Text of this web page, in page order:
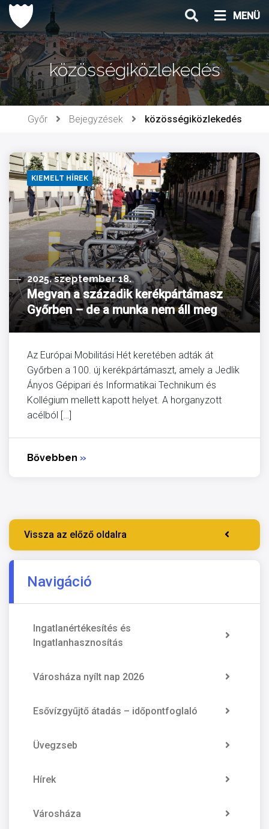
Ugrás
tartalomhoz
MENÜ
közösségiközlekedés
Győr Bejegyzések közösségiközlekedés
KIEMELT HÍREK
2025. szeptember 18.
Megvan a századik kerékpártámasz
Győrben – de a munka nem áll meg
Az Európai Mobilitási Hét keretében adták át
Győrben a 100. új kerékpártámaszt, amely a Jedlik
Ányos Gépipari és Informatikai Technikum és
Kollégium mellett kapott helyet. A horganyzott
acélból […]
Bővebben »
Vissza az előző oldalra
Navigáció
Ingatlanértékesítés és
Ingatlanhasznosítás
Városháza nyílt nap 2026
Esővízgyűjtő átadás – időpontfoglaló
Üvegzseb
Hírek
Városháza